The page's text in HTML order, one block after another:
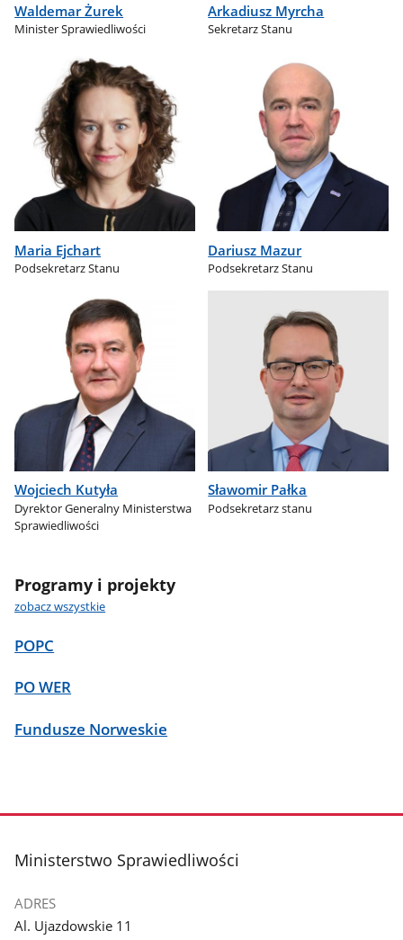
Waldemar Żurek
Minister Sprawiedliwości
Arkadiusz Myrcha
Sekretarz Stanu
Maria Ejchart
Podsekretarz Stanu
Dariusz Mazur
Podsekretarz Stanu
Wojciech Kutyła
Dyrektor Generalny Ministerstwa
Sprawiedliwości
Sławomir Pałka
Podsekretarz stanu
Programy i projekty
zobacz wszystkie
POPC
PO WER
Fundusze Norweskie
stopka
Ministerstwo Sprawiedliwości
ADRES
Al. Ujazdowskie 11